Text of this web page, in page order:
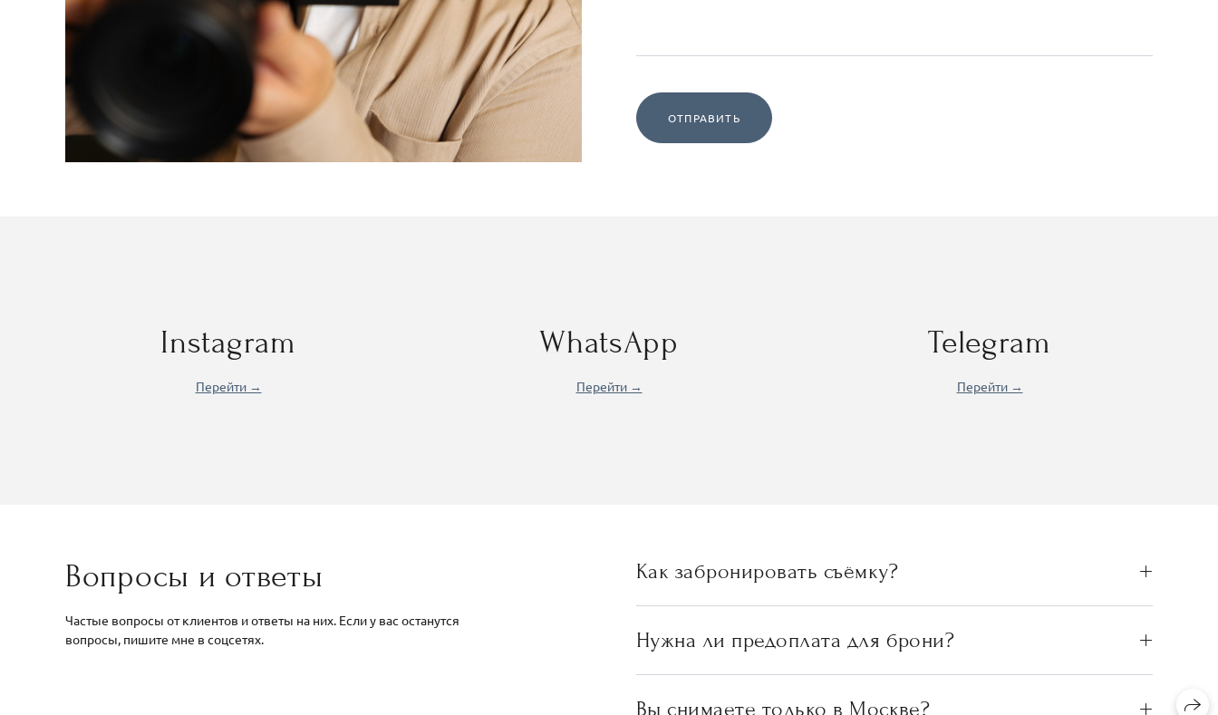
ОТПРАВИТЬ
Instagram
Перейти →
WhatsApp
Перейти →
Telegram
Перейти →
Вопросы и ответы
Частые вопросы от клиентов и ответы на них. Если у вас останутся
вопросы, пишите мне в соцсетях.
Как забронировать съёмку?
Нужна ли предоплата для брони?
Вы снимаете только в Москве?